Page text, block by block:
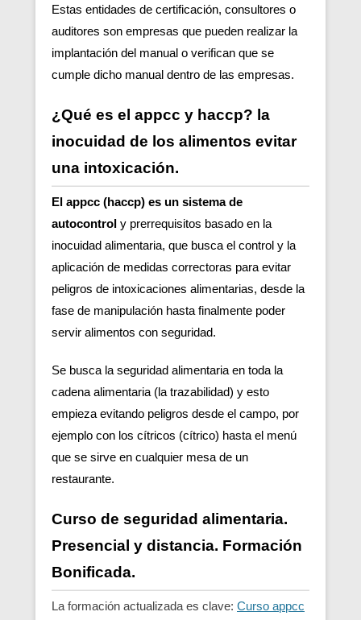
Estas entidades de certificación, consultores o
auditores son empresas que pueden realizar la
implantación del manual o verifican que se
cumple dicho manual dentro de las empresas.
¿Qué es el appcc y haccp? la
inocuidad de los alimentos evitar
una intoxicación.
El appcc (haccp) es un sistema de
autocontrol y prerrequisitos basado en la
inocuidad alimentaria, que busca el control y la
aplicación de medidas correctoras para evitar
peligros de intoxicaciones alimentarias, desde la
fase de manipulación hasta finalmente poder
servir alimentos con seguridad.
Se busca la seguridad alimentaria en toda la
cadena alimentaria (la trazabilidad) y esto
empieza evitando peligros desde el campo, por
ejemplo con los cítricos (cítrico) hasta el menú
que se sirve en cualquier mesa de un
restaurante.
Curso de seguridad alimentaria.
Presencial y distancia. Formación
Bonificada.
La formación actualizada es clave: Curso appcc